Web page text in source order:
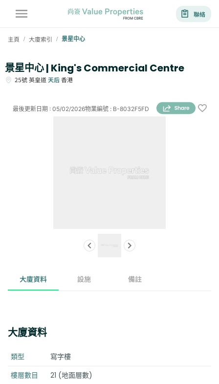
聯絡
主頁 / 大廈索引 / 景星中心
景星中心 | King's Commercial Centre
25號英皇道天后香港
物業編號 : B-8032F5FD
最後更新日期 : 05/02/2026
大廈資料 設施 備註
大廈資料
類型
寫字樓
樓層數目
21 (地面層數)